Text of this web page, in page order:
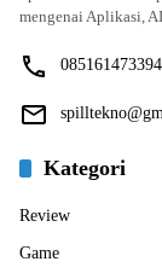
mengenai Aplikasi,
085161473394
Kategori
Review
Game